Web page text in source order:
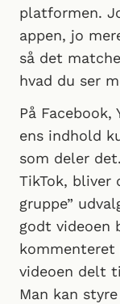
platformen.
appen, jo
så det
hvad du ser
På
ens indhold
som deler
TikTok,
gruppe”
godt videoen
kommenteret
videoen delt
Man kan